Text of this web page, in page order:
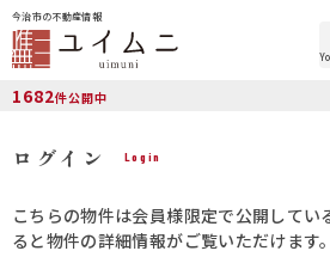
今治市の不動産情報
1682件公開中
ログイン Login
こちらの物件は会員様限定で公開してい
ると物件の詳細情報がご覧いただけます。